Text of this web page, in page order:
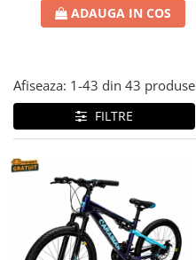
ADAUGA IN COS
Afiseaza: 1-43 din 43 produse
FILTRE